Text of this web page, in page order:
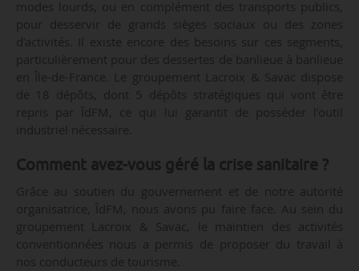
modes lourds, ou en complément des transports publics,
pour desservir de grands sièges sociaux ou des zones
d’activités. Il existe encore des besoins sur ces segments,
particulièrement pour des dessertes de banlieue à banlieue
en Île-de-France. Le groupement Lacroix & Savac dispose
de 18 dépôts, dont 5 dépôts stratégiques qui vont être
repris par ÎdFM, ce qui lui garantit de posséder l’outil
industriel nécessaire.
Comment avez-vous géré la crise sanitaire ?
Grâce au soutien du gouvernement et de notre autorité
organisatrice, ÎdFM, nous avons pu faire face. Au sein du
groupement Lacroix & Savac, le maintien des activités
conventionnées nous a permis de proposer du travail à
nos conducteurs de tourisme.